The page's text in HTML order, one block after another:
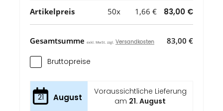
Artikelpreis 50x 1,66 € 83,00 €
Gesamtsumme exkl. MwSt. zzgl. Versandkosten 83,00 €
Bruttopreise
21 August
Voraussichtliche Lieferung
am 21. August